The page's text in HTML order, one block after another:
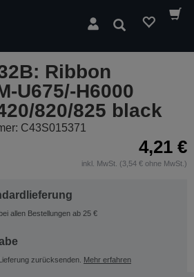
Suchen
Ribbon
U675/-H6000
820/825 black
C43S015371
4,21 €
inkl. MwSt. (3,54 € ohne MwSt.)
allen Bestellungen ab 25 €
zurücksenden. Mehr erfahren